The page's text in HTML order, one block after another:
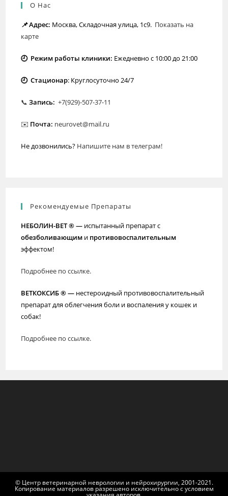
О Нас
📌Адрес: Москва, Складочная улица, 1с9. Показать на
карте
🕘 Режим работы клиники: Ежедневно с 10:00 до 21:00
🕘 Стационар: Круглосуточно 24/7
📞 Запись: +7(929)-507-37-11
✉️ Почта: neurovet@mail.ru
Не дозвонились? Напишите нам в телеграм!
Рекомендуемые Препараты
НЕБОЛИН-ВЕТ ® — испытанный препарат с
обезболивающим и противовоспалительным
эффектом!
Подробнее по ссылке.
ВЕТКОКСИБ ® — нестероидный противовоспалительный
препарат для облегчения боли и воспаления у кошек и
собак!
Подробнее по ссылке.
© Центр ветеринарной неврологии и нейрохирургии, 2001-2021.
Копирование материалов разрешено исключительно с условием